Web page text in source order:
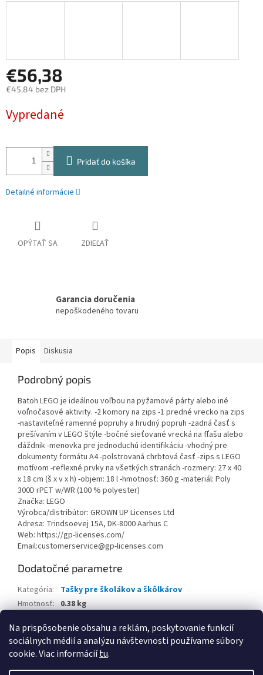
Na prispôsobenie obsahu a reklám, poskytovanie funkcií
sociálnych médií a analýzu návštevnosti používame súbory
cookie. Viac informáciítu.
€56,38
€45,84 bez DPH
cena:
Vypredané
Pridať do košíka
Detailné informácie
OPÝTAŤ SA ZDIEĽAŤ
Garancia doručenia
nepoškodeného tovaru
Popis Diskusia
Podrobný popis
Batoh LEGO je ideálnou voľbou na pyžamové párty alebo iné
voľnočasové aktivity. -2 komory na zips -1 predné vrecko na zips
-nastaviteľné ramenné popruhy a hrudný popruh -zadná časť s
prešívaním v LEGO štýle -bočné sieťované vrecká na fľašu alebo
dáždnik -menovka pre jednoduchú identifikáciu -vhodný pre
dokumenty formátu A4 -polstrovaná chrbtová časť -zips s LEGO
motívom -reflexné prvky na všetkých stranách -rozmery: 27 x 40
x 18 cm (š x v x h) -objem: 18 l -hmotnosť: 360 g -materiál: Poly
300D rPET w/WR (100 % polyester)
Značka: LEGO
Výrobca/distribútor: GROWN UP Licenses Ltd
Adresa: Trindsoevej 15A, DK-8000 Aarhus C
Web: https://gp-licenses.com/
Email:customerservice@gp-licenses.com
Dodatočné parametre
Kategória:
Tašky pre školákov a škôlkárov
Hmotnosť: 0.38 kg